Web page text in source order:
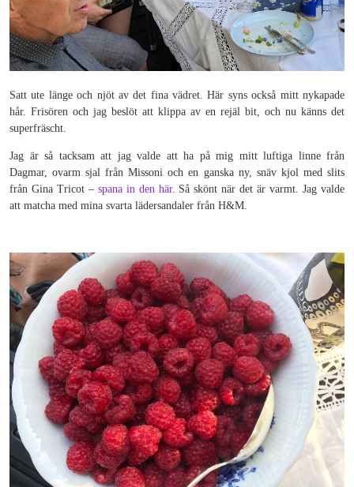
Satt ute länge och njöt av det fina vädret. Här syns också mitt nykapade
hår. Frisören och jag beslöt att klippa av en rejäl bit, och nu känns det
superfräscht.
Jag är så tacksam att jag valde att ha på mig mitt luftiga linne från
Dagmar, ovarm sjal från Missoni och en ganska ny, snäv kjol med slits
från Gina Tricot – spana in den här. Så skönt när det är varmt. Jag valde
att matcha med mina svarta lädersandaler från H&M.